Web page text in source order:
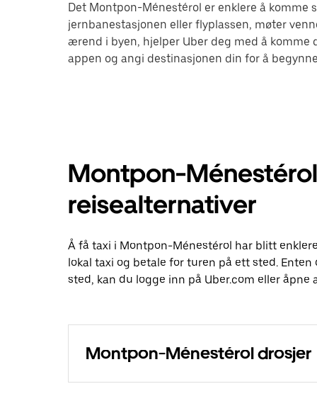
Det Montpon-Ménestérol er enklere å komme
jernbanestasjonen eller flyplassen, møter
ærend i byen, hjelper Uber deg med å komme
appen og angi destinasjonen din for å
Montpon-
reisealternativer
Å få taxi i Montpon-Ménestérol har blitt
lokal taxi og betale for turen på ett sted.
sted, kan du logge inn på Uber.com eller
Montpon-Ménestérol drosjer